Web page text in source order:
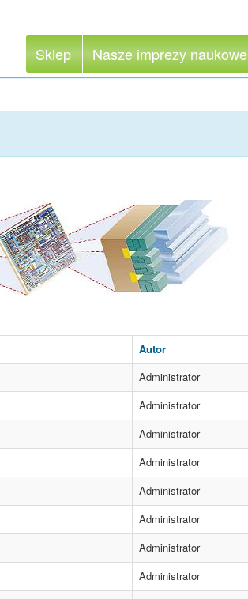
Sklep Nasze imprezy naukowe
Autor
Administrator
Administrator
Administrator
Administrator
Administrator
Administrator
Administrator
Administrator